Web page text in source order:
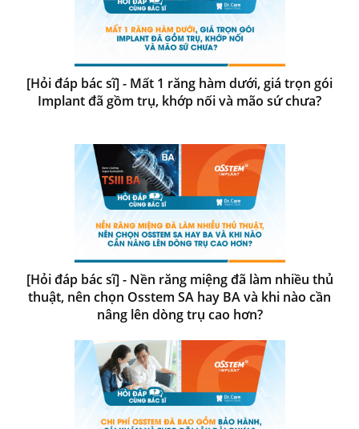
[Hỏi đáp bác sĩ] - Mất 1 răng hàm dưới, giá trọn gói
Implant đã gồm trụ, khớp nối và mão sứ chưa?
[Hỏi đáp bác sĩ] - Nền răng miệng đã làm nhiều thủ
thuật, nên chọn Osstem SA hay BA và khi nào cần
nâng lên dòng trụ cao hơn?